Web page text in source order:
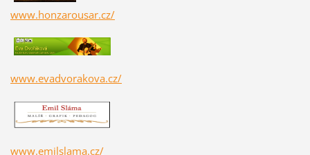
www.honzarousar.cz/
www.evadvorakova.cz/
www.emilslama.cz/